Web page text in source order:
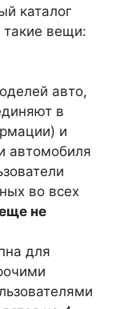
каталог
такие вещи:
авто,
в
и
автомобиля
во всех
не
для